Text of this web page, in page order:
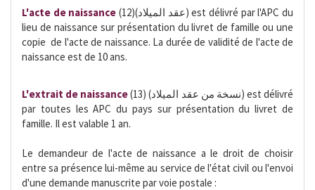
L'acte de naissance (12)(عقد الميلاد) est délivré par l'APC du
lieu de naissance sur présentation du livret de famille ou une
copie de l'acte de naissance. La durée de validité de l'acte de
naissance est de 10 ans.
L'extrait de naissance(13) (نسخة من عقد الميلاد) est délivré
par toutes les APC du pays sur présentation du livret de
famille. Il est valable 1 an.
Le demandeur de l'acte de naissance a le droit de choisir
entre sa présence lui-même au service de l'état civil ou l'envoi
d'une demande manuscrite par voie postale :